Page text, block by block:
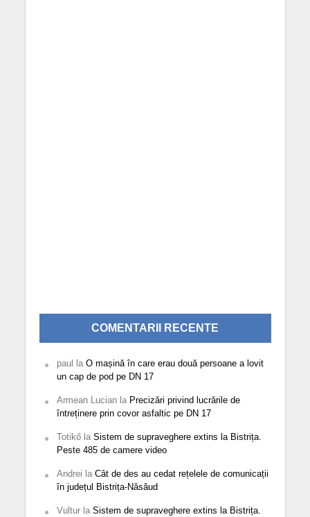
COMENTARII RECENTE
paul la O mașină în care erau două persoane a lovit
un cap de pod pe DN 17
Armean Lucianla Precizări privind lucrările de
întreținere prin covor asfaltic pe DN 17
Totikőla Sistem de supraveghere extins la Bistrița.
Peste 485 de camere video
Andrei la Cât de des au cedat rețelele de comunicații
în județul Bistrița-Năsăud
Vulturla Sistem de supraveghere extins la Bistrița.